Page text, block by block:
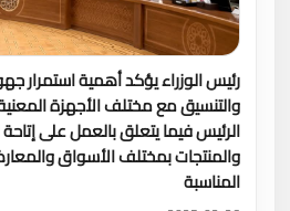
رئيس الوزراء يؤكد أهمية استمرار
والتنسيق مع مختلف الأجهزة
الرئيس فيما يتعلق بالعمل على
والمنتجات بمختلف الأسواق
المناسبة